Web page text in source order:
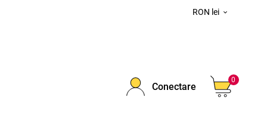
RON lei 
Conectare
0